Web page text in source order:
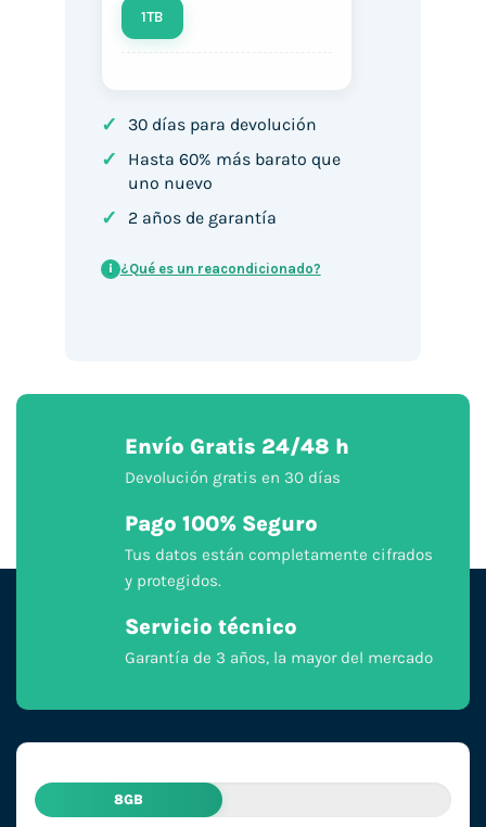
1TB
✓ 30 días para devolución
✓
Hasta 60% más barato que
uno nuevo
✓ 2 años de garantía
i ¿Qué es un reacondicionado?
Envío Gratis 24/48 h
Devolución gratis en 30 días
Pago 100% Seguro
Tus datos están completamente cifrados
y protegidos.
Servicio técnico
Garantía de 3 años, la mayor del mercado
8GB